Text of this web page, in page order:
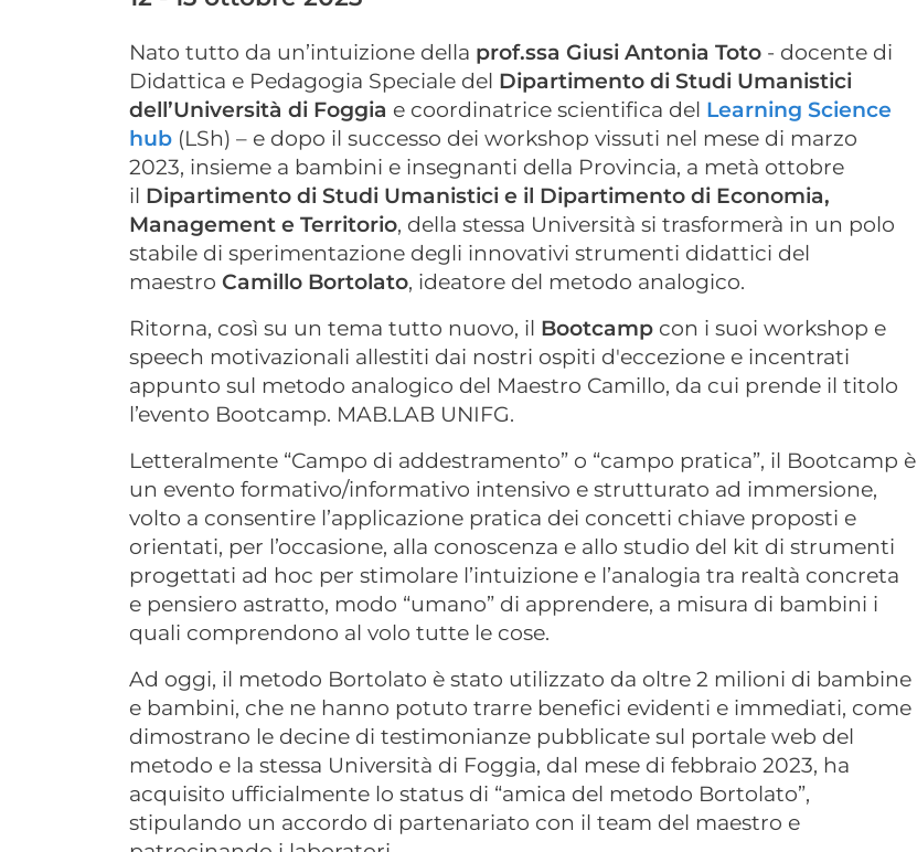
Nato tutto da un’intuizione della prof.ssa Giusi Antonia Toto - docente di
Didattica e Pedagogia Speciale del Dipartimento di Studi Umanistici
dell’Università di Foggia e coordinatrice scientifica del Learning Science
hub (LSh) – e dopo il successo dei workshop vissuti nel mese di marzo
2023, insieme a bambini e insegnanti della Provincia, a metà ottobre
il Dipartimento di Studi Umanistici e il Dipartimento di Economia,
Management e Territorio, della stessa Università si trasformerà in un polo
stabile di sperimentazione degli innovativi strumenti didattici del
maestro Camillo Bortolato, ideatore del metodo analogico.
Ritorna, così su un tema tutto nuovo, il Bootcamp con i suoi workshop e
speech motivazionali allestiti dai nostri ospiti d'eccezione e incentrati
appunto sul metodo analogico del Maestro Camillo, da cui prende il titolo
l’evento Bootcamp. MAB.LAB UNIFG.
Letteralmente “Campo di addestramento” o “campo pratica”, il Bootcamp è
un evento formativo/informativo intensivo e strutturato ad immersione,
volto a consentire l’applicazione pratica dei concetti chiave proposti e
orientati, per l’occasione, alla conoscenza e allo studio del kit di strumenti
progettati ad hoc per stimolare l’intuizione e l’analogia tra realtà concreta
e pensiero astratto, modo “umano” di apprendere, a misura di bambini i
quali comprendono al volo tutte le cose.
Ad oggi, il metodo Bortolato è stato utilizzato da oltre 2 milioni di bambine
e bambini, che ne hanno potuto trarre benefici evidenti e immediati, come
dimostrano le decine di testimonianze pubblicate sul portale web del
metodo e la stessa Università di Foggia, dal mese di febbraio 2023, ha
acquisito ufficialmente lo status di “amica del metodo Bortolato”,
stipulando un accordo di partenariato con il team del maestro e